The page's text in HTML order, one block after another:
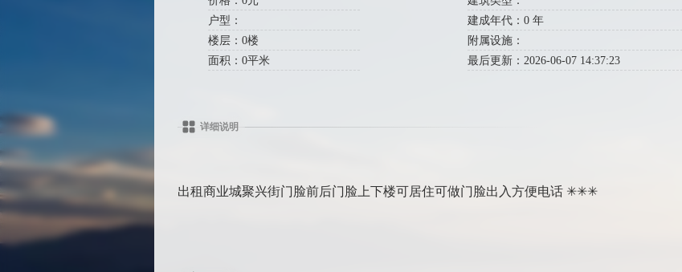
户型：
楼层：0楼
面积：0平米
建成年代：0 年
附属设施：
最后更新：2026-06-07 14:37:23
详细说明
出租商业城聚兴街门脸前后门脸上下楼可居住可做门脸出入方便电话 ✳✳✳